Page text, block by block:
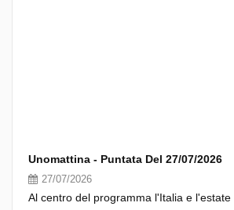
Unomattina - Puntata Del 27/07/2026
27/07/2026
Al centro del programma l'Italia e l'estate